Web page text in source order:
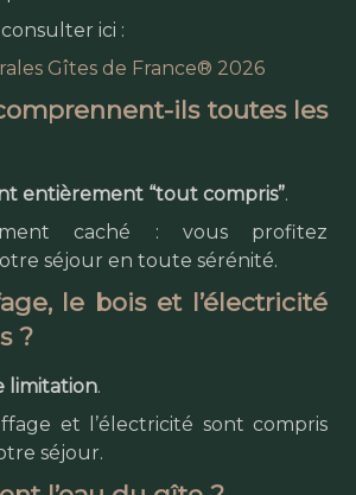
ici :
Gîtes de France® 2026
ils toutes les
entièrement “tout compris”.
caché : vous profitez
séjour en toute sérénité.
le bois et l’électricité
?
limitation.
et l’électricité sont compris
séjour.